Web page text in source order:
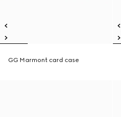
GG Marmont card case